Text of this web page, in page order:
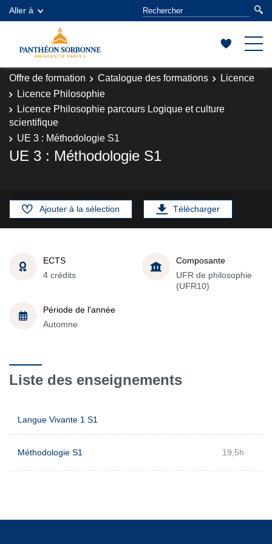
Aller à
Offre de formation Catalogue des formations
Licence
Licence Philosophie
Licence Philosophie parcours Logique et culture
scientifique
UE 3 : Méthodologie S1
UE 3 : Méthodologie S1
Ajouter à la sélection Télécharger
ECTS
4 crédits
Composante
UFR de philosophie
(UFR10)
Période de l'année
Automne
Liste des enseignements
Langue Vivante 1 S1
Méthodologie S1 19,5h